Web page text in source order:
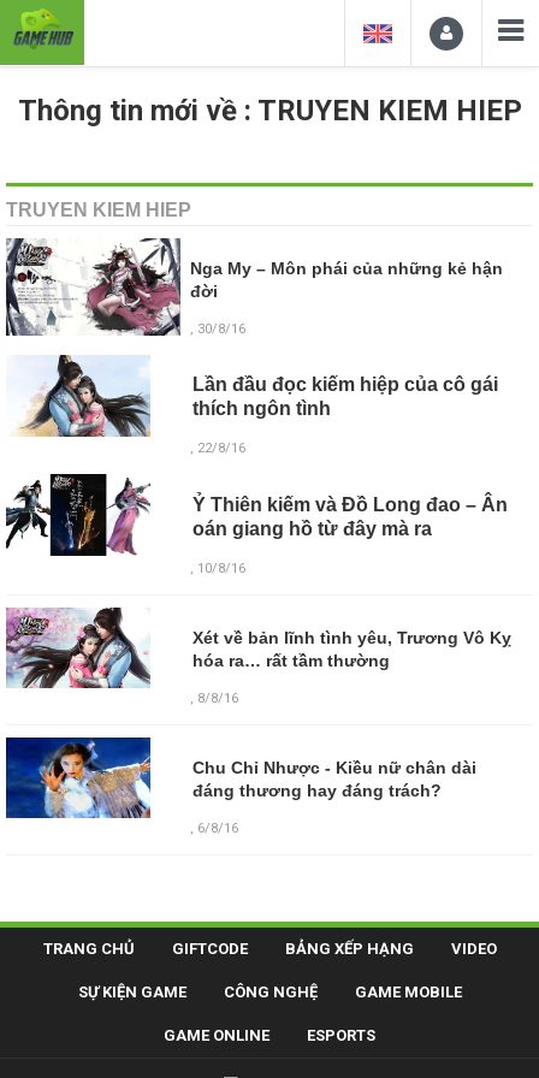
Thông tin mới về : TRUYEN KIEM HIEP
TRUYEN KIEM HIEP
Nga My – Môn phái của những kẻ hận
đời
, 30/8/16
Lần đầu đọc kiếm hiệp của cô gái
thích ngôn tình
, 22/8/16
Ỷ Thiên kiếm và Đồ Long đao – Ân
oán giang hồ từ đây mà ra
, 10/8/16
Xét về bản lĩnh tình yêu, Trương Vô Kỵ
hóa ra… rất tầm thường
, 8/8/16
Chu Chỉ Nhược - Kiều nữ chân dài
đáng thương hay đáng trách?
, 6/8/16
TRANG CHỦ GIFTCODE BẢNG XẾP HẠNG VIDEO
SỰ KIỆN GAME CÔNG NGHỆ GAME MOBILE
GAME ONLINE ESPORTS